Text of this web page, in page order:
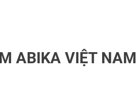
ABIKA VIỆT NAM